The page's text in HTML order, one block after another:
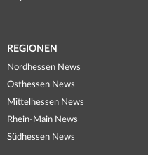
REGIONEN
Nordhessen News
Osthessen News
Mittelhessen News
Rhein-Main News
Südhessen News